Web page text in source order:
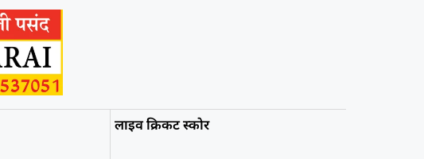
लाइव क्रिकट स्कोर